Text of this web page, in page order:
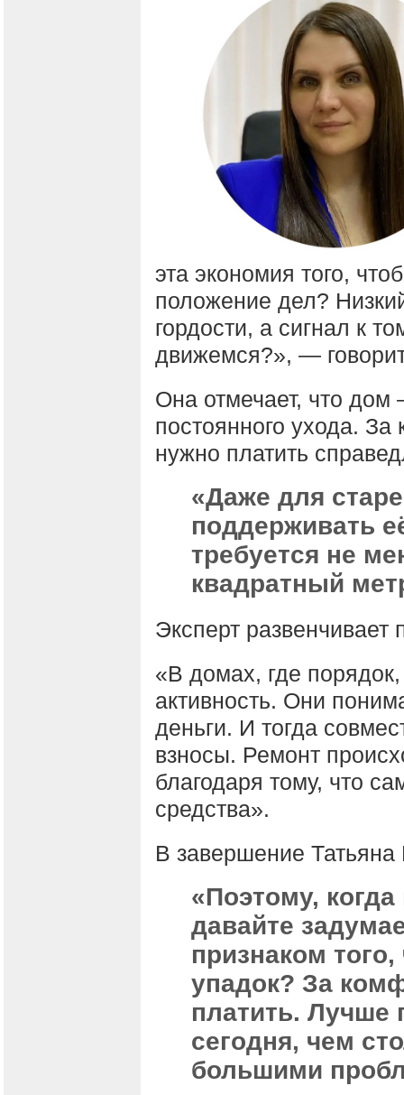
эта экономия того,
положение дел?
гордости, а сигнал к
движемся?», —
Она отмечает, что
постоянного ухода. За
нужно платить
«Даже для
поддерживать
требуется не
квадратный
Эксперт
«В домах, где
активность. Они
деньги. И тогда
взносы. Ремонт
благодаря тому, что
средства».
В завершение
«Поэтому,
давайте
признаком
упадок? За
платить. Лучше
сегодня, чем
большими